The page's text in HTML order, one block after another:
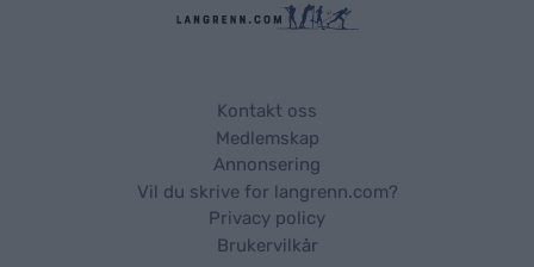
Kontakt oss
Medlemskap
Annonsering
Vil du skrive for langrenn.com?
Privacy policy
Brukervilkår